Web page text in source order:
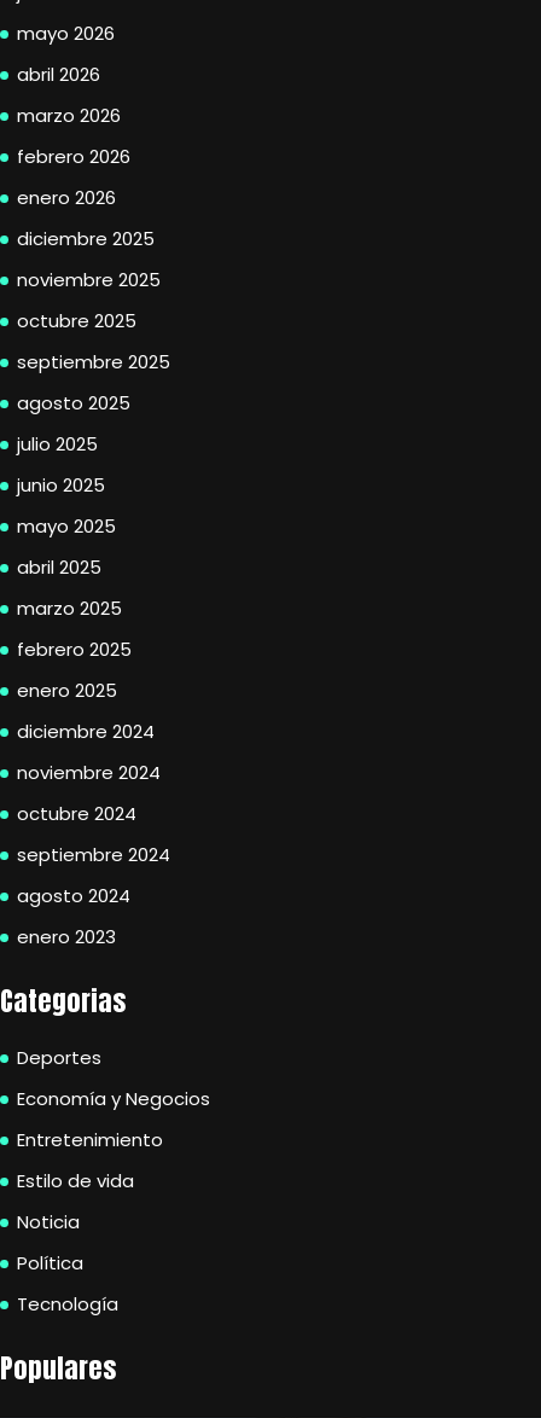
mayo 2026
abril 2026
marzo 2026
febrero 2026
enero 2026
diciembre 2025
noviembre 2025
octubre 2025
septiembre 2025
agosto 2025
julio 2025
junio 2025
mayo 2025
abril 2025
marzo 2025
febrero 2025
enero 2025
diciembre 2024
noviembre 2024
octubre 2024
septiembre 2024
agosto 2024
enero 2023
Categorias
Deportes
Economía y Negocios
Entretenimiento
Estilo de vida
Noticia
Política
Tecnología
Populares